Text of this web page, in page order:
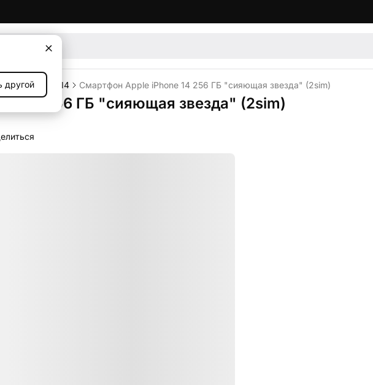
другойiPhone 14 Смартфон Apple iPhone 14 256 ГБ "сияющая звезда" (2sim)
14 256 ГБ "сияющая звезда" (2sim)